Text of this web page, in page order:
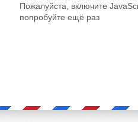
Пожалуйста, включите
попробуйте ещё раз